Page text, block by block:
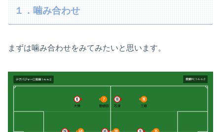
１．噛み合わせ
まずは噛み合わせをみてみたいと思います。